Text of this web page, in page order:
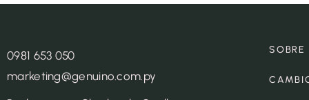
0981 653 050
marketing@genuino.com.py
SOBRE